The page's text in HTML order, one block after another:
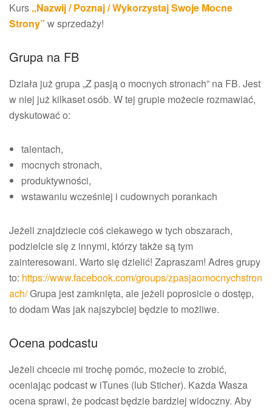
Kurs „Nazwij / Poznaj / Wykorzystaj Swoje Mocne
Strony” w sprzedaży!
Grupa na FB
Działa już grupa „Z pasją o mocnych stronach” na FB. Jest
w niej już kilkaset osób. W tej grupie możecie rozmawiać,
dyskutować o:
talentach,
mocnych stronach,
produktywności,
wstawaniu wcześniej i cudownych porankach
Jeżeli znajdziecie coś ciekawego w tych obszarach,
podzielcie się z innymi, którzy także są tym
zainteresowani. Warto się dzielić! Zapraszam! Adres grupy
to: https://www.facebook.com/groups/zpasjaomocnychstron
ach/Grupa jest zamknięta, ale jeżeli poprosicie o dostęp,
to dodam Was jak najszybciej będzie to możliwe.
Ocena podcastu
Jeżeli chcecie mi trochę pomóc, możecie to zrobić,
oceniając podcast w iTunes (lub Sticher). Każda Wasza
ocena sprawi, że podcast będzie bardziej widoczny. Aby